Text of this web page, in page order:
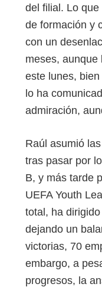
del filial. Lo
de formación y
con un
meses, aunque
este lunes,
lo ha
admiración,
Raúl asumió
tras pasar por
B, y más tarde
UEFA Youth
total, ha
dejando un
victorias, 70
embargo, a
progresos, la